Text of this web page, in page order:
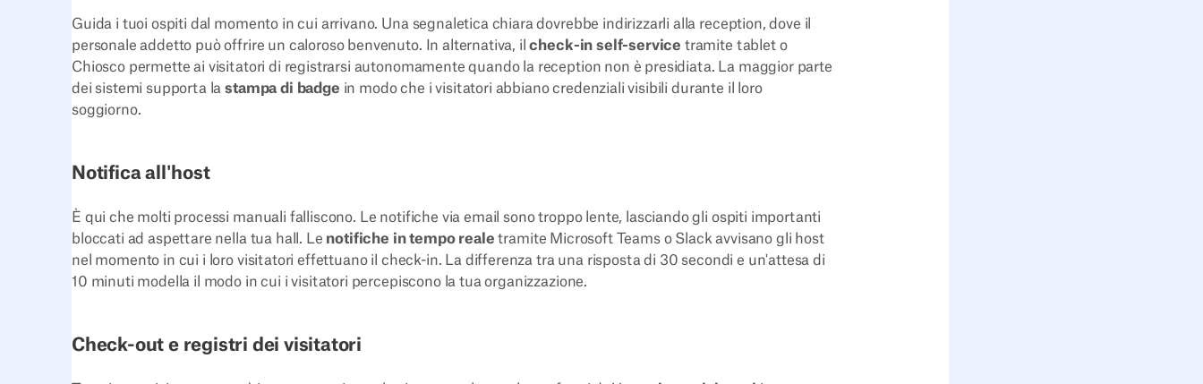
Guida i tuoi ospiti dal momento in cui arrivano. Una segnaletica chiara dovrebbe indirizzarli alla reception, dove il
personale addetto può offrire un caloroso benvenuto. In alternativa, ilcheck-in self-service tramite tablet o
Chiosco permette ai visitatori di registrarsi autonomamente quando la reception non è presidiata. La maggior parte
dei sistemi supporta lastampa di badge in modo che i visitatori abbiano credenziali visibili durante il loro
soggiorno.
Notifica all'host
È qui che molti processi manuali falliscono. Le notifiche via email sono troppo lente, lasciando gli ospiti importanti
bloccati ad aspettare nella tua hall. Le notifiche in tempo reale tramite Microsoft Teams o Slack avvisano gli host
nel momento in cui i loro visitatori effettuano il check-in. La differenza tra una risposta di 30 secondi e un'attesa di
10 minuti modella il modo in cui i visitatori percepiscono la tua organizzazione.
Check-out e registri dei visitatori